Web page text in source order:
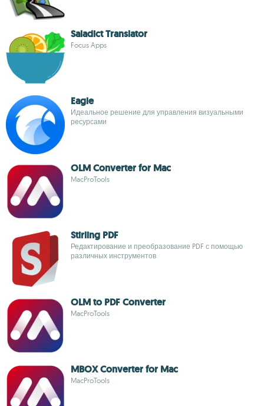
Saladict Translator
Focus Apps
Eagle
Идеальное решение для управления визуальными
ресурсами
OLM Converter for Mac
MacProTools
Stirling PDF
Редактирование и преобразование PDF с помощью
различных инструментов
OLM to PDF Converter
MacProTools
MBOX Converter for Mac
MacProTools